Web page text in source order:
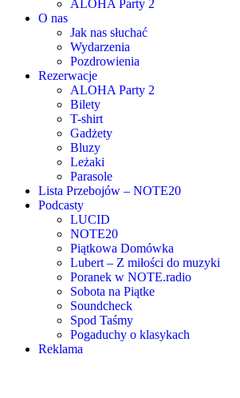
ALOHA Party 2
O nas
Jak nas słuchać
Wydarzenia
Pozdrowienia
Rezerwacje
ALOHA Party 2
Bilety
T-shirt
Gadżety
Bluzy
Leżaki
Parasole
Lista Przebojów – NOTE20
Podcasty
LUCID
NOTE20
Piątkowa Domówka
Lubert – Z miłości do muzyki
Poranek w NOTE.radio
Sobota na Piątke
Soundcheck
Spod Taśmy
Pogaduchy o klasykach
Reklama